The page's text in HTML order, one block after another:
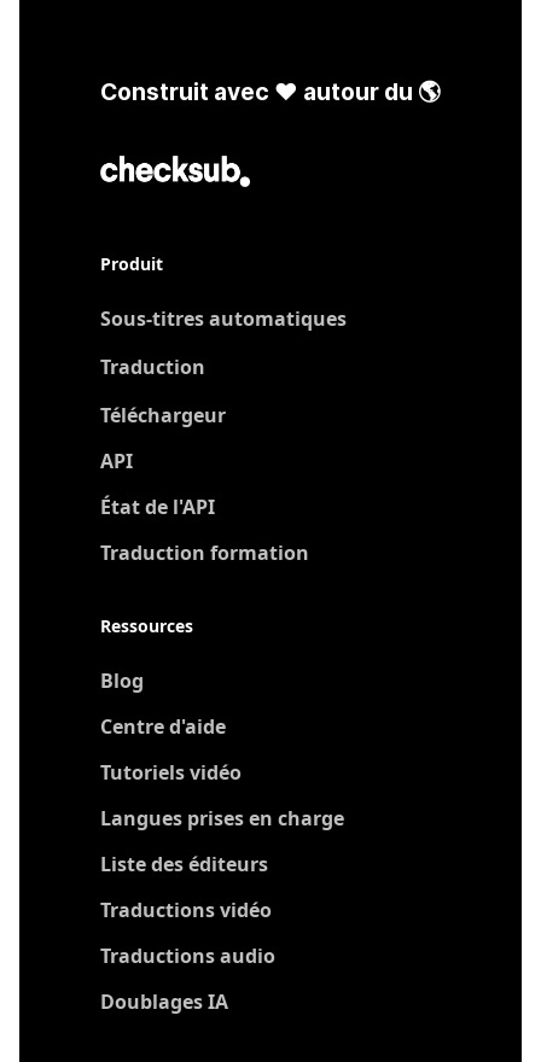
Construit avec ❤️ autour du 🌎
Produit
Sous-titres automatiques
Traduction
Téléchargeur
API
État de l'API
Traduction formation
Ressources
Blog
Centre d'aide
Tutoriels vidéo
Langues prises en charge
Liste des éditeurs
Traductions vidéo
Traductions audio
Doublages IA